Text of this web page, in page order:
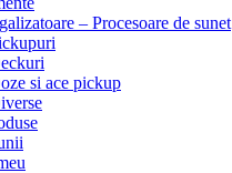
– Procesoare de sunet
si ace pickup